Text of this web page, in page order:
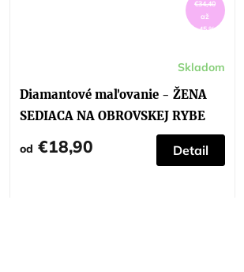
€34,40
až
–45 %
Diamantové maľovanie - ŽENA
SEDIACA NA OBROVSKEJ RYBE
Skladom
od €18,90 Detail